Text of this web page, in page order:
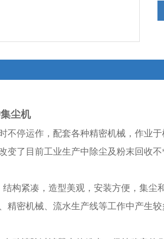
尘机
不停运作，配套各种精密机械，作业
变了目前工业生产中除尘及粉末回收
构紧凑，造型美观，安装方便，集尘
精密机械、流水生产线等工作中产生